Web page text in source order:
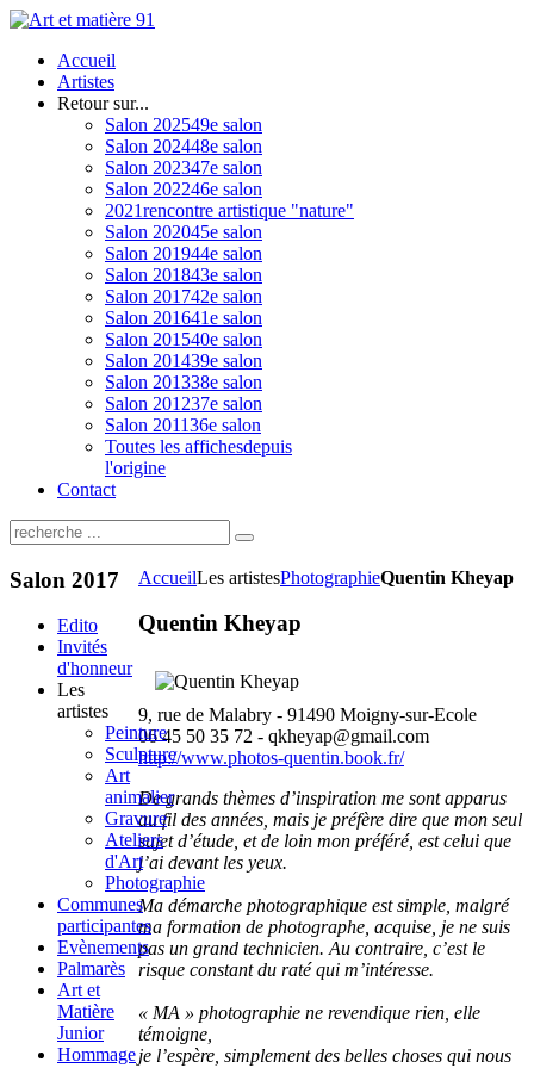
Accueil
Artistes
Retour sur...
Salon 202549e salon
Salon 202448e salon
Salon 202347e salon
Salon 202246e salon
2021rencontre artistique "nature"
Salon 202045e salon
Salon 201944e salon
Salon 201843e salon
Salon 201742e salon
Salon 201641e salon
Salon 201540e salon
Salon 201439e salon
Salon 201338e salon
Salon 201237e salon
Salon 201136e salon
Toutes les affichesdepuis
l'origine
Contact
AccueilLes artistesPhotographieQuentin Kheyap
Quentin Kheyap
9, rue de Malabry - 91490 Moigny-sur-Ecole
06 45 50 35 72 - qkheyap@gmail.com
http://www.photos-quentin.book.fr/
De grands thèmes d’inspiration me sont apparus
au fil des années, mais je préfère dire que mon seul
sujet d’étude, et de loin mon préféré, est celui que
j’ai devant les yeux.
Ma démarche photographique est simple, malgré
ma formation de photographe, acquise, je ne suis
pas un grand technicien. Au contraire, c’est le
risque constant du raté qui m’intéresse.
« MA » photographie ne revendique rien, elle
témoigne,
je l’espère, simplement des belles choses qui nous
Salon 2017
Edito
Invités
d'honneur
Les
artistes
Peinture
Sculpture
Art
animalier
Gravure
Ateliers
d'Art
Photographie
Communes
participantes
Evènements
Palmarès
Art et
Matière
Junior
Hommage